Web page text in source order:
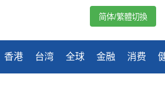
香港 台湾 全球 金融 消费
简体/繁體切換